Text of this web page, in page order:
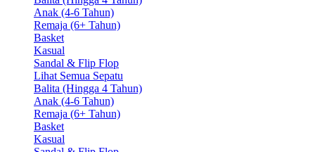
Anak (4-6 Tahun)
Remaja (6+ Tahun)
Basket
Kasual
Sandal & Flip Flop
Lihat Semua Sepatu
Balita (Hingga 4 Tahun)
Anak (4-6 Tahun)
Remaja (6+ Tahun)
Basket
Kasual